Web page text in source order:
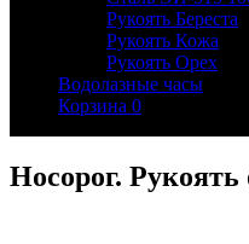
Рукоять Береста
Рукоять Кожа
Рукоять Орех
Водолазные часы
Корзина 0
Носорог.